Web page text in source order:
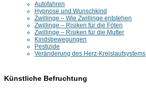
Autofahren
Hypnose und Wunschkind
Zwillinge – Wie Zwillinge entstehen
Zwillinge – Risiken für die Föten
Zwillinge – Risiken für die Mutter
Kindsbewegungen
Pestizide
Veränderung des Herz-Kreislaufsystems
Künstliche Befruchtung